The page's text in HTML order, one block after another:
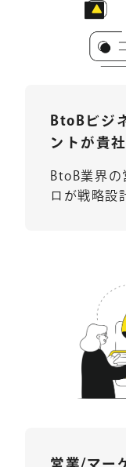
BtoBビジ
ントが貴
BtoB業界の
ロが戦略設
営業/マー